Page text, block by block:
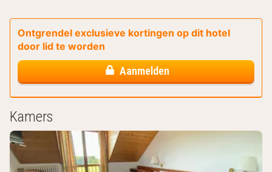
Ontgrendel exclusieve kortingen op dit hotel
door lid te worden
Aanmelden
Kamers